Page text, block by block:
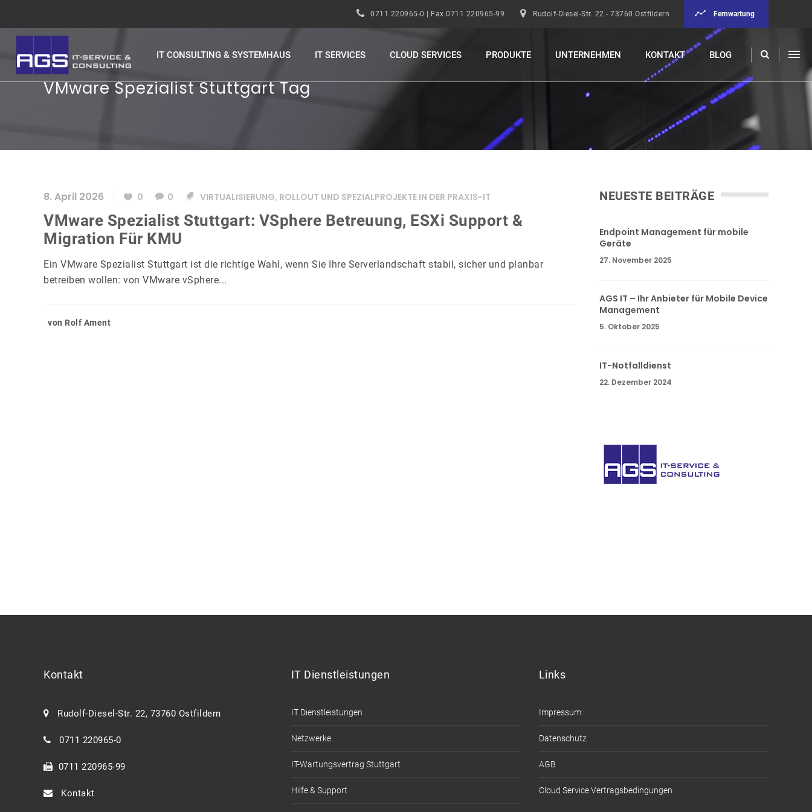
0711 220965-0 | Fax 0711 220965-99 Rudolf-Diesel-Str. 22 - 73760 Ostfildern Fernwartung
IT CONSULTING & SYSTEMHAUS IT SERVICES CLOUD SERVICES PRODUKTE UNTERNEHMEN KONTAKT BLOG
VMware Spezialist Stuttgart Tag
8. April 2026 0 0 VIRTUALISIERUNG, ROLLOUT UND SPEZIALPROJEKTE IN DER PRAXIS-IT
VMware Spezialist Stuttgart: VSphere Betreuung, ESXi Support &
Migration Für KMU
Ein VMware Spezialist Stuttgart ist die richtige Wahl, wenn Sie Ihre Serverlandschaft stabil, sicher und planbar
betreiben wollen: von VMware vSphere...
von Rolf Ament
NEUESTE BEITRÄGE
Endpoint Management für mobile
Geräte
27. November 2025
AGS IT – Ihr Anbieter für Mobile Device
Management
5. Oktober 2025
IT-Notfalldienst
22. Dezember 2024
Kontakt
Rudolf-Diesel-Str. 22, 73760 Ostfildern
0711 220965-0
0711 220965-99
Kontakt
IT Dienstleistungen
IT Dienstleistungen
Netzwerke
IT-Wartungsvertrag Stuttgart
Hilfe & Support
Links
Impressum
Datenschutz
AGB
Cloud Service Vertragsbedingungen